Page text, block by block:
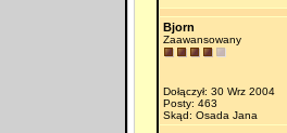
Bjorn
Zaawansowany
Dołączył: 30 Wrz 2004
Posty: 463
Skąd: Osada Jana